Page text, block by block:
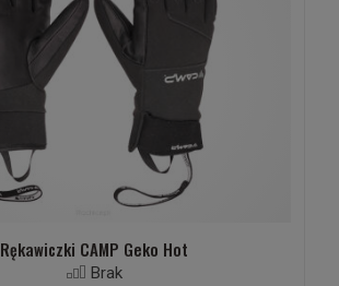
Rękawiczki CAMP Geko Hot
Brak